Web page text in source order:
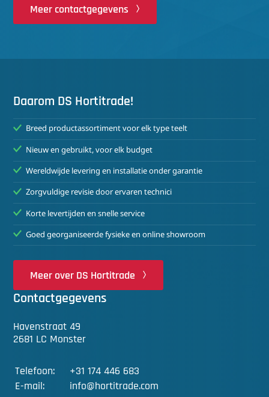
Meer contactgegevens
Daarom DS Hortitrade!
Breed productassortiment voor elk type teelt
Nieuw en gebruikt, voor elk budget
Wereldwijde levering en installatie onder garantie
Zorgvuldige revisie door ervaren technici
Korte levertijden en snelle service
Goed georganiseerde fysieke en online showroom
Meer over DS Hortitrade
Contactgegevens
Havenstraat 49
2681 LC Monster
Telefoon:
+31 174 446 683
E-mail:
info@hortitrade.com